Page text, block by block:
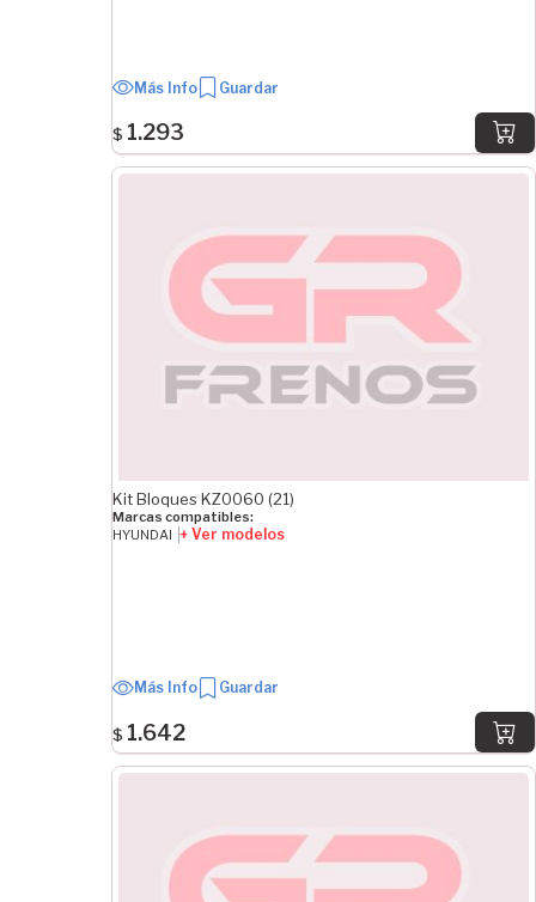
Más Info Guardar
$ 1.293
Kit Bloques KZ0060 (21)
Marcas compatibles:
HYUNDAI + Ver modelos
Más Info Guardar
$ 1.642